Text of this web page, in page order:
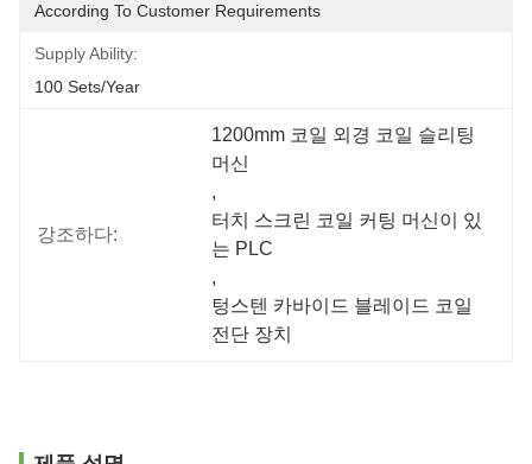
According To Customer Requirements
Supply Ability:
100 Sets/year
강조하다:
1200mm 코일 외경 코일 슬리팅
머신
,
터치 스크린 코일 커팅 머신이 있
는 PLC
,
텅스텐 카바이드 블레이드 코일
전단 장치